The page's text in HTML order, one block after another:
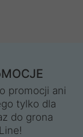
promocji ani
tylko dla
do grona